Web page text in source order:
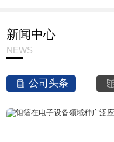
新闻中心
NEWS
公司头条